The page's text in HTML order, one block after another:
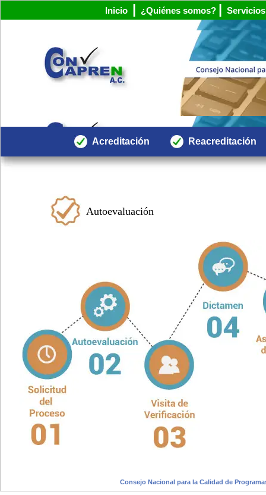
Inicio | ¿Quiénes somos? | Servicios
Acreditación Reacreditación
Autoevaluación
Consejo Nacional para la Calidad de